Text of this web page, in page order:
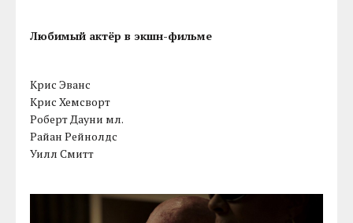
Любимый актёр в экшн-фильме
Крис Эванс
Крис Хемсворт
Роберт Дауни мл.
Райан Рейнолдс
Уилл Смитт